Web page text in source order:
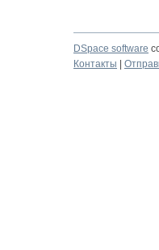
DSpace software
Контакты